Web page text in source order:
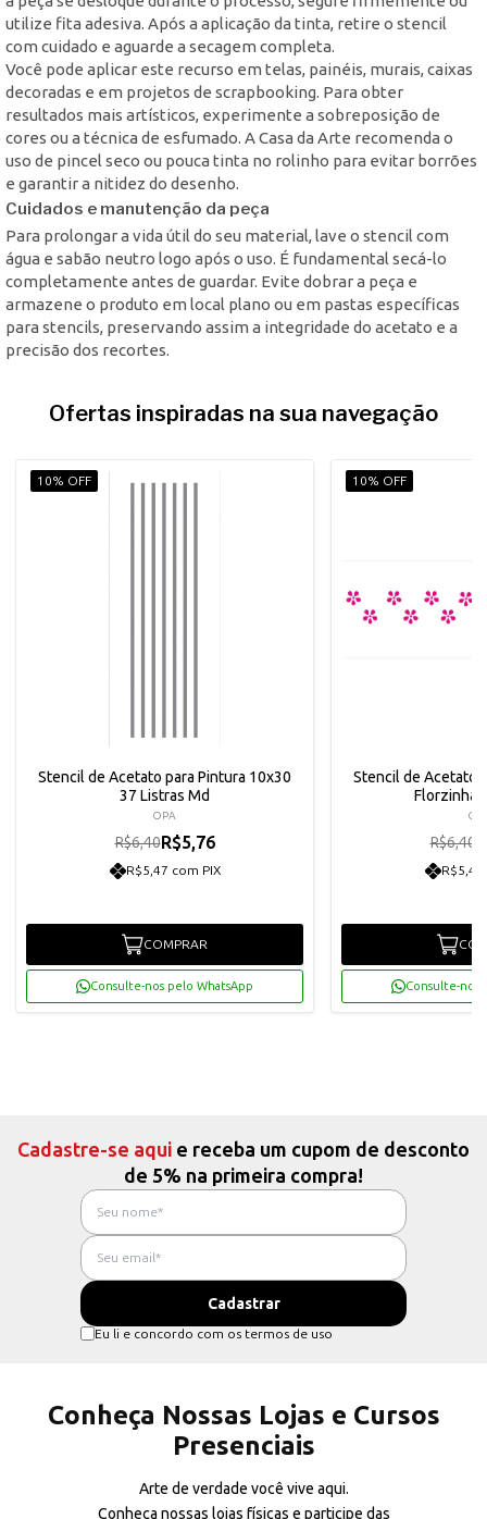
utilize fita adesiva. Após a aplicação da tinta, retire o stencil
com cuidado e aguarde a secagem completa.
Você pode aplicar este recurso em telas, painéis, murais, caixas
decoradas e em projetos de scrapbooking. Para obter
resultados mais artísticos, experimente a sobreposição de
cores ou a técnica de esfumado. A Casa da Arte recomenda o
uso de pincel seco ou pouca tinta no rolinho para evitar borrões
e garantir a nitidez do desenho.
Cuidados e manutenção da peça
Para prolongar a vida útil do seu material, lave o stencil com
água e sabão neutro logo após o uso. É fundamental secá-lo
completamente antes de guardar. Evite dobrar a peça e
armazene o produto em local plano ou em pastas específicas
para stencils, preservando assim a integridade do acetato e a
precisão dos recortes.
Ofertas inspiradas na sua navegação
10% OFF
Stencil de Acetato para Pintura 10x30
37 Listras Md
OPA
R$6,40R$5,76
R$5,47 com PIX
COMPRAR
Consulte-nos pelo WhatsApp
10% OFF
Stencil de Acetato
R$6,40
R$5,47
Consulte-nos
Cadastre-se aqui e receba um cupom de desconto
de 5% na primeira compra!
Eu li e concordo com os termos de uso
Conheça Nossas Lojas e Cursos
Presenciais
Arte de verdade você vive aqui.
Conheça nossas lojas físicas e participe das